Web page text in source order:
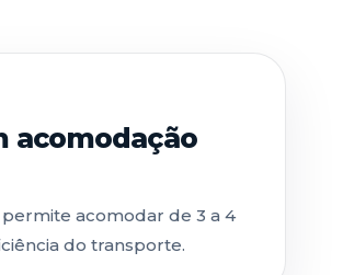
acomodação
acomodar de 3 a 4
do transporte.